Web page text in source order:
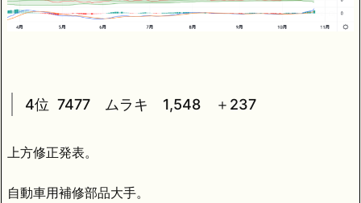
4位 7477 ムラキ 1,548 ＋237
上方修正発表。
自動車用補修部品大手。